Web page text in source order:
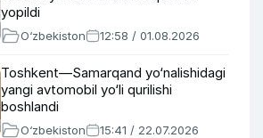
yopildi
O‘zbekiston 12:58 / 01.08.2026
Toshkent—Samarqand yo‘nalishidagi
yangi avtomobil yo‘li qurilishi
boshlandi
O‘zbekiston 15:41 / 22.07.2026